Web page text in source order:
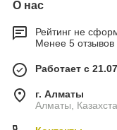
О нас
Рейтинг не
Менее 5 отзывов
Работает с
г. Алматы
Алматы,